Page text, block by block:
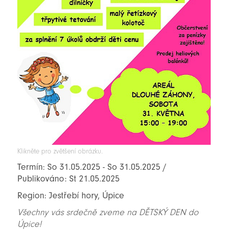
Klikněte pro zvětšení obrázku.
Termín: So 31.05.2025 - So 31.05.2025 /
Publikováno: St 21.05.2025
Region: Jestřebí hory, Úpice
Všechny vás srdečně zveme na DĚTSKÝ DEN do
Úpice!